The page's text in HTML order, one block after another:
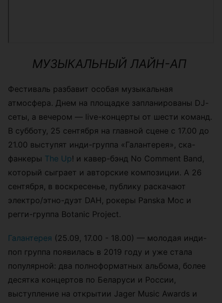
МУЗЫКАЛЬНЫЙ ЛАЙН-АП
Фестиваль разбавит особая музыкальная
атмосфера. Днем на площадке запланированы DJ-
cеты, а вечером — live-концерты от шести команд.
В субботу, 25 сентября на главной сцене с 17.00 до
21.00 выступят инди-группа «Галантерея» , ска-
фанкеры The Up! и кавер-бэнд No Comment Band,
который сыграет и авторские композиции. А 26
сентября, в воскресенье, публику раскачают
электро/этно-дуэт DAH, рокеры Panska Moc и
регги-группа Botanic Project.
Галантерея (25.09, 17.00 - 18.00) — молодая инди-
поп группа появилась в 2019 году и уже стала
популярной: два полноформатных альбома, более
десятка концертов по Беларуси и России,
выступление на открытии Jager Music Awards и